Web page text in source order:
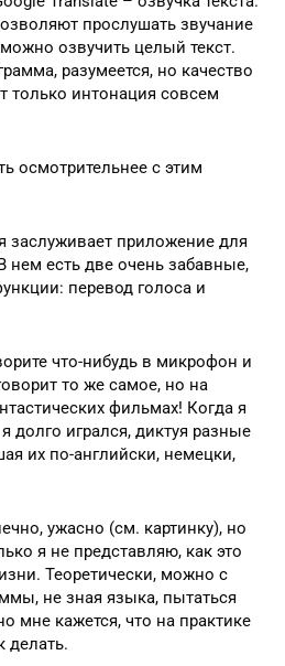
прослушать звучание
озвучить целый текст.
разумеется, но качество
только интонация совсем
осмотрительнее с этим
заслуживает приложение для
нем есть две очень забавные,
перевод голоса и
что-нибудь в микрофон и
то же самое, но на
фильмах! Когда я
долго игрался, диктуя разные
их по-английски, немецки,
ужасно (см. картинку), но
я не представляю, как это
Теоретически, можно с
не зная языка, пытаться
мне кажется, что на практике
делать.